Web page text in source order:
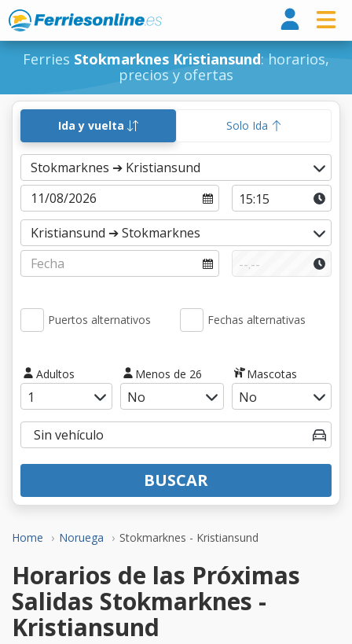
Ferries Stokmarknes Kristiansund: horarios,
precios y ofertas
Home Noruega Stokmarknes - Kristiansund
Ida y vuelta Solo Ida
Puertos alternativos Fechas alternativas
Adultos Menos de 26 Mascotas
BUSCAR
Horarios de las Próximas
Salidas Stokmarknes -
Kristiansund